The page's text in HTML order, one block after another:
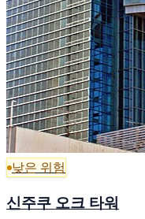
낮은 위험
신주쿠 오크 타워